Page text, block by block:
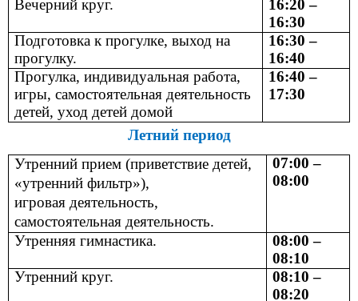
Вечерний круг.
16:20 –
16:30
Подготовка к прогулке, выход на
прогулку.
16:30 –
16:40
Прогулка, индивидуальная работа,
игры, самостоятельная деятельность
детей, уход детей домой
16:40 –
17:30
Летний период
Утренний прием (приветствие детей,
«утренний фильтр»),
игровая деятельность,
самостоятельная деятельность.
07:00 –
08:00
Утренняя гимнастика.
08:00 –
08:10
Утренний круг.
08:10 –
08:20